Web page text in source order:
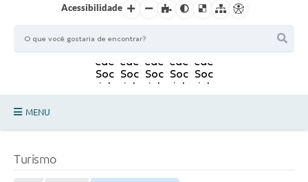
Acessibilidade
MENU
Turismo